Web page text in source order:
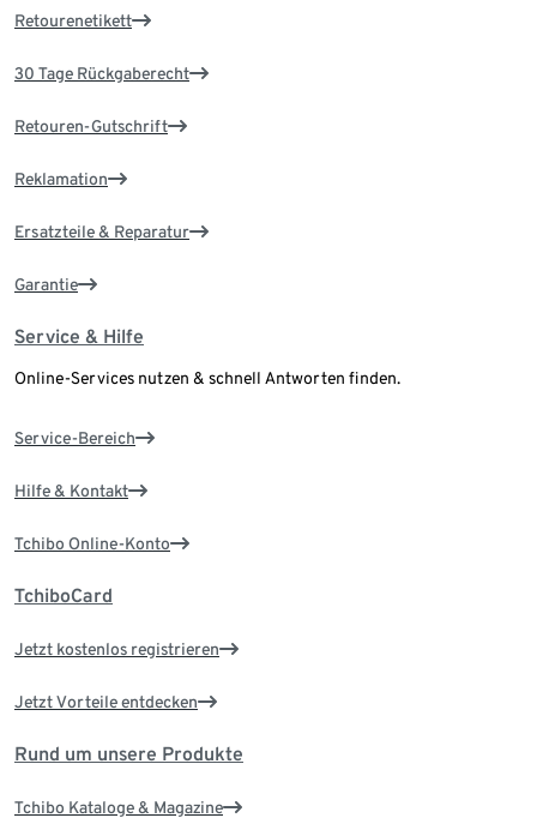
Retourenetikett
30 Tage Rückgaberecht
Retouren-Gutschrift
Reklamation
Ersatzteile & Reparatur
Garantie
Service & Hilfe
Online-Services nutzen & schnell Antworten finden.
Service-Bereich
Hilfe & Kontakt
Tchibo Online-Konto
TchiboCard
Jetzt kostenlos registrieren
Jetzt Vorteile entdecken
Rund um unsere Produkte
Tchibo Kataloge & Magazine